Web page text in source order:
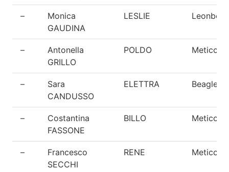
–
Monica
GAUDINA
LESLIE
–
Antonella
GRILLO
POLDO Meticcio
–
Sara
CANDUSSO
ELETTRA Beagle
–
Costantina
FASSONE
BILLO Meticcio
–
Francesco
SECCHI
RENE Meticcio